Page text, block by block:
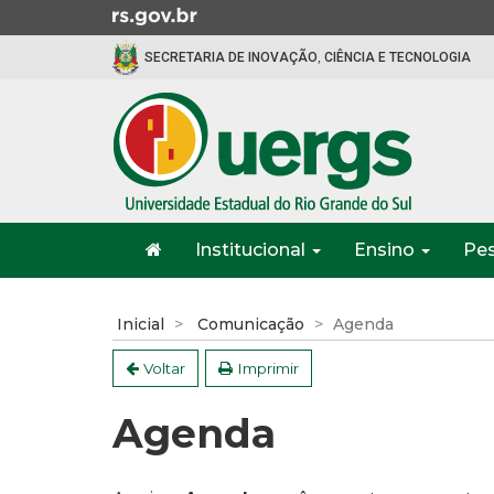
para
Ir
a
SECRETARIA DE INOVAÇÃO, CIÊNCIA E TECNOLOGIA
do
Institucional Ensino
Inicial Comunicação Agenda
Voltar Imprimir
Agenda